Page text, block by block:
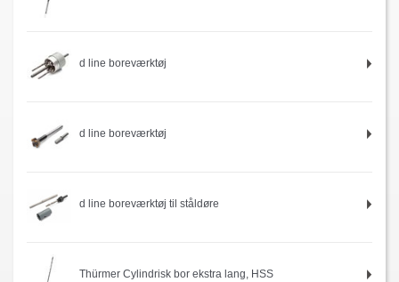
d line boreværktøj
d line boreværktøj
d line boreværktøj til ståldøre
Thürmer Cylindrisk bor ekstra lang, HSS